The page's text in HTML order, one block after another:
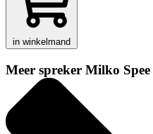
in winkelmand
Meer spreker Milko Spee